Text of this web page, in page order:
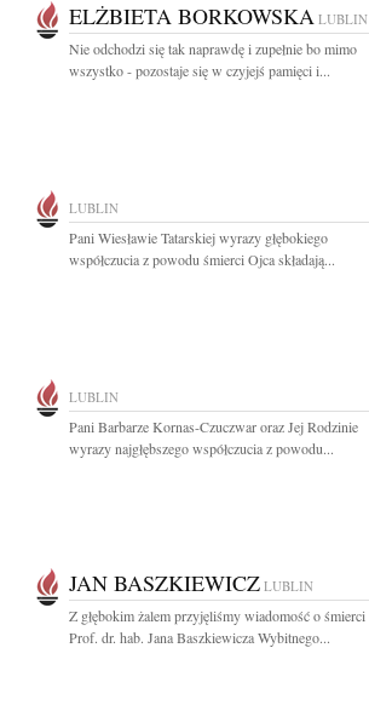
ELŻBIETA BORKOWSKA LUBLIN
Nie odchodzi się tak naprawdę i zupełnie bo mimo
wszystko - pozostaje się w czyjejś pamięci i...
LUBLIN
Pani Wiesławie Tatarskiej wyrazy głębokiego
współczucia z powodu śmierci Ojca składają...
LUBLIN
Pani Barbarze Kornas-Czuczwar oraz Jej Rodzinie
wyrazy najgłębszego współczucia z powodu...
JAN BASZKIEWICZ LUBLIN
Z głębokim żalem przyjęliśmy wiadomość o śmierci
Prof. dr. hab. Jana Baszkiewicza Wybitnego...